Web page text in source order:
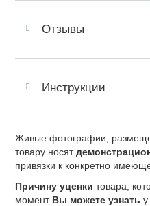
Отзывы
Инструкции
Живые фотографии,
товару носят
привязки к конкретно
Причину уценки товара,
момент Вы можете узнать